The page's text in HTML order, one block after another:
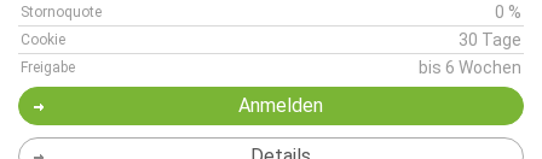
Stornoquote 0 %
Cookie 30 Tage
Freigabe bis 6 Wochen
Anmelden